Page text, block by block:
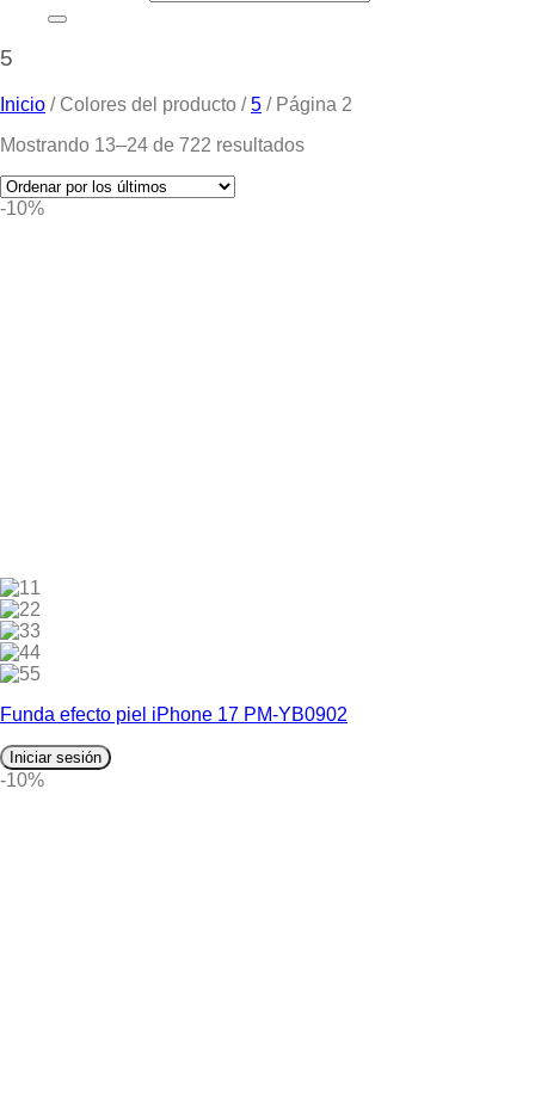
5
Inicio /Colores del producto / 5 /Página 2
Mostrando 13–24 de 722 resultados
-10%
1
2
3
4
5
Funda efecto piel iPhone 17 PM-YB0902
Iniciar sesión
-10%